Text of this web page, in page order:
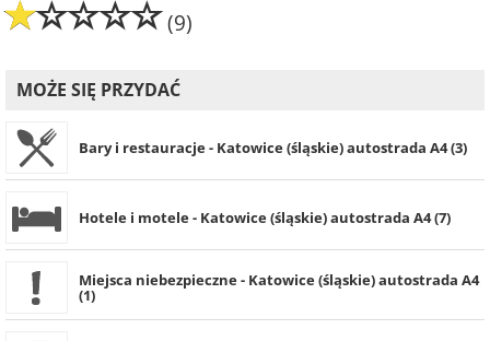
(9)
MOŻE SIĘ PRZYDAĆ
Bary i restauracje - Katowice (śląskie) autostrada A4 (3)
Hotele i motele - Katowice (śląskie) autostrada A4 (7)
Miejsca niebezpieczne - Katowice (śląskie) autostrada A4
(1)